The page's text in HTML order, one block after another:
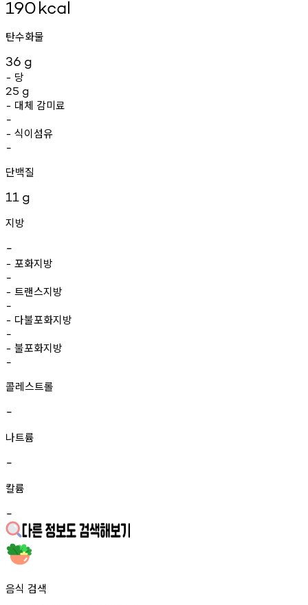
190kcal
탄수화물
36 g
- 당
25 g
- 대체 감미료
-
- 식이섬유
-
단백질
11 g
지방
-
- 포화지방
-
- 트랜스지방
-
- 다불포화지방
-
- 불포화지방
-
콜레스트롤
-
나트륨
-
칼륨
-
음식 검색